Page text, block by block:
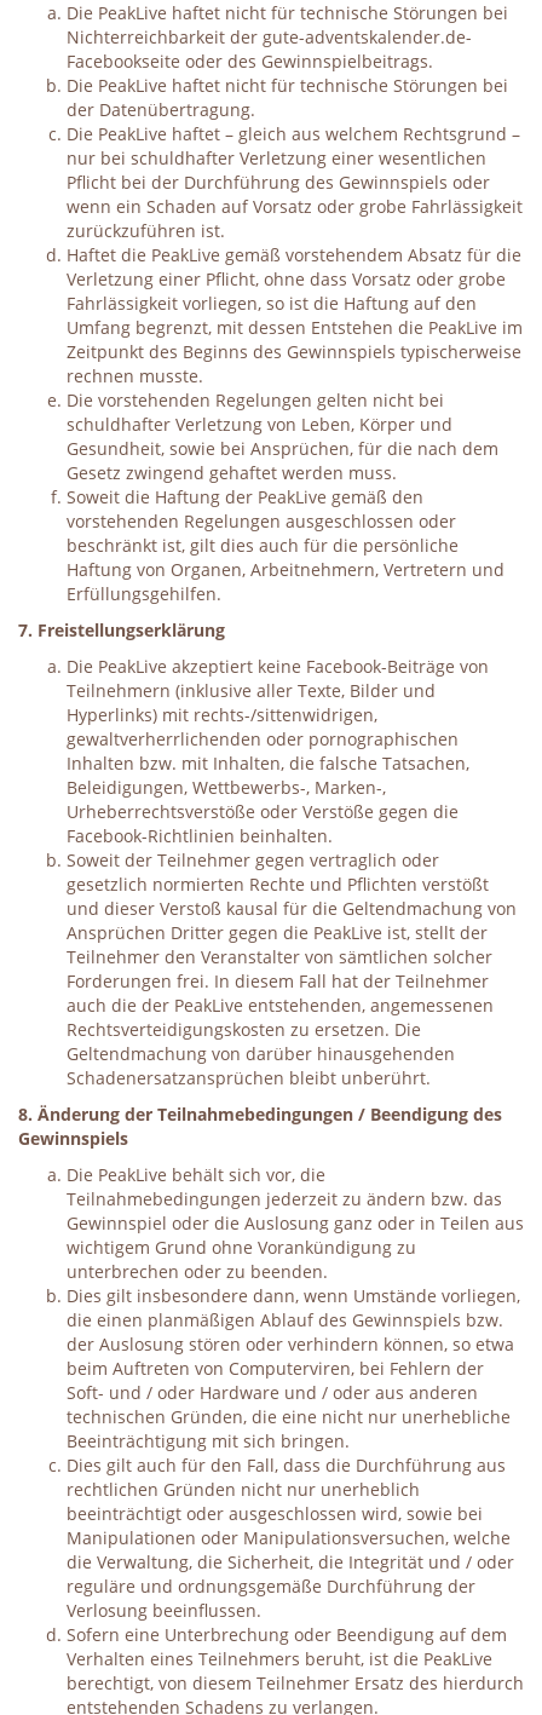
Die PeakLive haftet nicht für technische Störungen bei
Nichterreichbarkeit der gute-adventskalender.de-
Facebookseite oder des Gewinnspielbeitrags.
Die PeakLive haftet nicht für technische Störungen bei
der Datenübertragung.
Die PeakLive haftet – gleich aus welchem Rechtsgrund –
nur bei schuldhafter Verletzung einer wesentlichen
Pflicht bei der Durchführung des Gewinnspiels oder
wenn ein Schaden auf Vorsatz oder grobe Fahrlässigkeit
zurückzuführen ist.
Haftet die PeakLive gemäß vorstehendem Absatz für die
Verletzung einer Pflicht, ohne dass Vorsatz oder grobe
Fahrlässigkeit vorliegen, so ist die Haftung auf den
Umfang begrenzt, mit dessen Entstehen die PeakLive im
Zeitpunkt des Beginns des Gewinnspiels typischerweise
rechnen musste.
Die vorstehenden Regelungen gelten nicht bei
schuldhafter Verletzung von Leben, Körper und
Gesundheit, sowie bei Ansprüchen, für die nach dem
Gesetz zwingend gehaftet werden muss.
Soweit die Haftung der PeakLive gemäß den
vorstehenden Regelungen ausgeschlossen oder
beschränkt ist, gilt dies auch für die persönliche
Haftung von Organen, Arbeitnehmern, Vertretern und
Erfüllungsgehilfen.
7. Freistellungserklärung
Die PeakLive akzeptiert keine Facebook-Beiträge von
Teilnehmern (inklusive aller Texte, Bilder und
Hyperlinks) mit rechts-/sittenwidrigen,
gewaltverherrlichenden oder pornographischen
Inhalten bzw. mit Inhalten, die falsche Tatsachen,
Beleidigungen, Wettbewerbs-, Marken-,
Urheberrechtsverstöße oder Verstöße gegen die
Facebook-Richtlinien beinhalten.
Soweit der Teilnehmer gegen vertraglich oder
gesetzlich normierten Rechte und Pflichten verstößt
und dieser Verstoß kausal für die Geltendmachung von
Ansprüchen Dritter gegen die PeakLive ist, stellt der
Teilnehmer den Veranstalter von sämtlichen solcher
Forderungen frei. In diesem Fall hat der Teilnehmer
auch die der PeakLive entstehenden, angemessenen
Rechtsverteidigungskosten zu ersetzen. Die
Geltendmachung von darüber hinausgehenden
Schadenersatzansprüchen bleibt unberührt.
8. Änderung der Teilnahmebedingungen / Beendigung des
Gewinnspiels
Die PeakLive behält sich vor, die
Teilnahmebedingungen jederzeit zu ändern bzw. das
Gewinnspiel oder die Auslosung ganz oder in Teilen aus
wichtigem Grund ohne Vorankündigung zu
unterbrechen oder zu beenden.
Dies gilt insbesondere dann, wenn Umstände vorliegen,
die einen planmäßigen Ablauf des Gewinnspiels bzw.
der Auslosung stören oder verhindern können, so etwa
beim Auftreten von Computerviren, bei Fehlern der
Soft- und / oder Hardware und / oder aus anderen
technischen Gründen, die eine nicht nur unerhebliche
Beeinträchtigung mit sich bringen.
Dies gilt auch für den Fall, dass die Durchführung aus
rechtlichen Gründen nicht nur unerheblich
beeinträchtigt oder ausgeschlossen wird, sowie bei
Manipulationen oder Manipulationsversuchen, welche
die Verwaltung, die Sicherheit, die Integrität und / oder
reguläre und ordnungsgemäße Durchführung der
Verlosung beeinflussen.
Sofern eine Unterbrechung oder Beendigung auf dem
Verhalten eines Teilnehmers beruht, ist die PeakLive
berechtigt, von diesem Teilnehmer Ersatz des hierdurch
entstehenden Schadens zu verlangen.